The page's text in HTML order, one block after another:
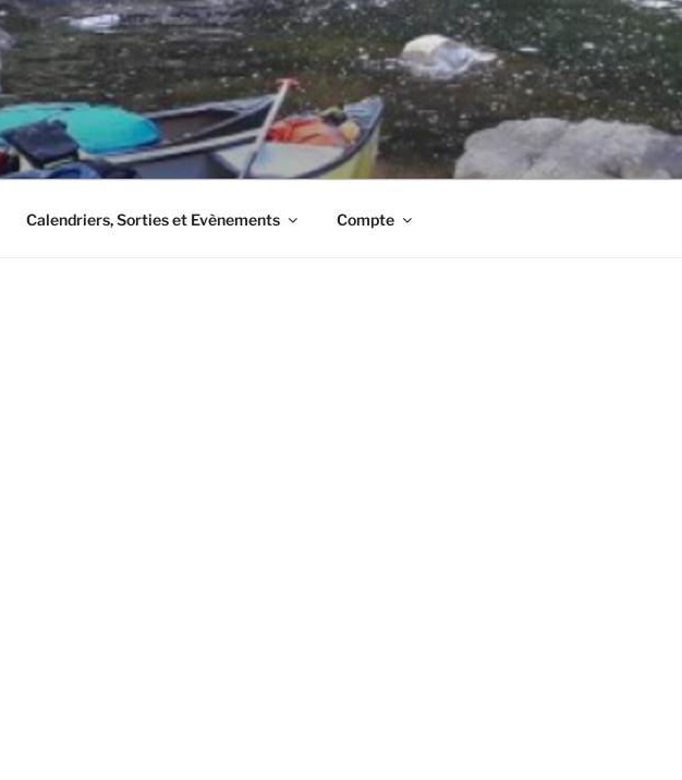
Calendriers, Sorties et Evènements Compte